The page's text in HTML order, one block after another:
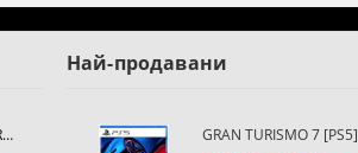
CALL OF DUTY: MODERN WARFARE 4[PS5]
Най-продавани
GRAN TURISMO 7 [PS5]